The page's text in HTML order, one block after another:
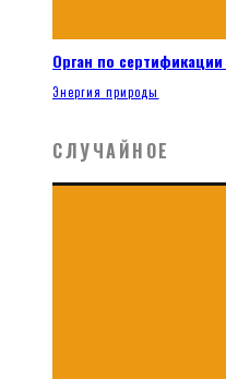
Орган по
Энергия природы
СЛУЧАЙНОЕ